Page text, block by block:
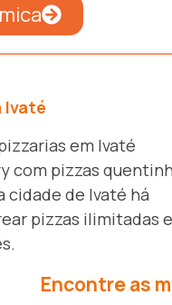
Ivaté
em Ivaté
com pizzas
cidade de Ivaté há
pizzas ilimitadas
Encontre as